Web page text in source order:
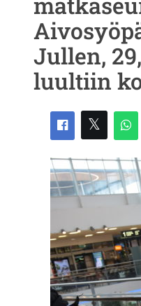
Jullen,
luultiin